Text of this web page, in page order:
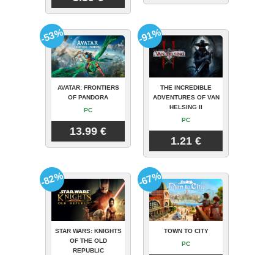
AVATAR: FRONTIERS
OF PANDORA
PC
13.99 €
-53%
THE INCREDIBLE
ADVENTURES OF VAN
HELSING II
PC
1.21 €
-91%
STAR WARS: KNIGHTS
OF THE OLD
REPUBLIC
-82%
TOWN TO CITY
PC
-67%